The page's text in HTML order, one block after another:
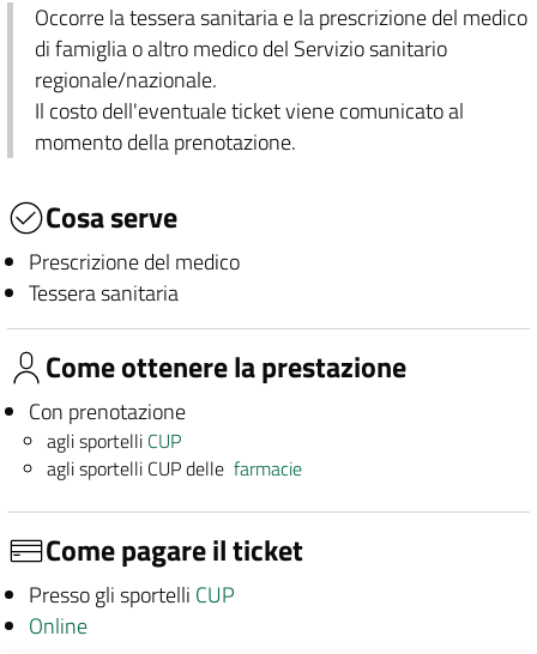
Occorre la tessera sanitaria e la prescrizione del medico
di famiglia o altro medico del Servizio sanitario
regionale/nazionale.
Il costo dell'eventuale ticket viene comunicato al
momento della prenotazione.
Cosa serve
Prescrizione del medico
Tessera sanitaria
Come ottenere la prestazione
Con prenotazione
agli sportelli CUP
agli sportelli CUP dellefarmacie
Come pagare il ticket
Presso gli sportelli CUP
Online